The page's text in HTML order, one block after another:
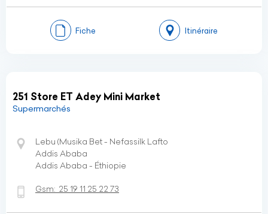
Fiche Itinéraire
251 Store ET Adey Mini Market
Supermarchés
Lebu (Musika Bet - Nefassilk Lafto
Addis Ababa
Addis Ababa - Éthiopie
Gsm: 25 19 11 25 22 73